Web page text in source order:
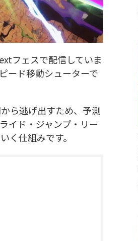
フェスで配信していま
ード移動シューターで
ら逃げ出すため、予測
イド・ジャンプ・リー
く仕組みです。